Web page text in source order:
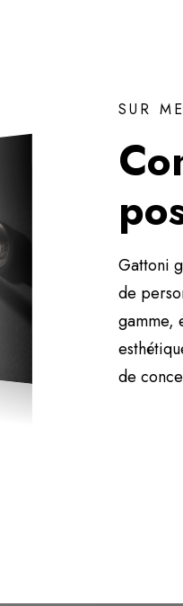
SUR
Gattoni
de
gamme,
de